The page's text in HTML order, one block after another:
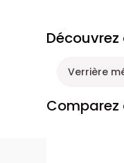
Découvrez
Verrière